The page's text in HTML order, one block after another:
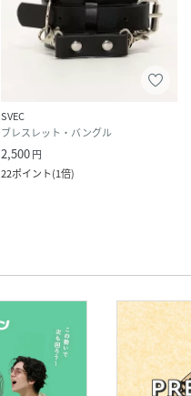
SVEC
ブレスレット・バングル
2,500円
22ポイント(1倍)